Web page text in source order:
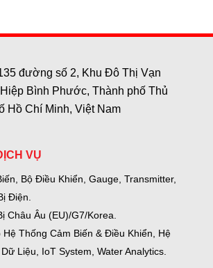
đường số 2, Khu Đô Thị Vạn
Bình Phước, Thành phố Thủ
Hồ Chí Minh, Việt Nam
VỤ
Bộ Điều Khiển, Gauge, Transmitter,
Điện.
Châu Âu (EU)/G7/Korea.
Thống Cảm Biến & Điều Khiển, Hệ
Liệu, IoT System, Water Analytics.